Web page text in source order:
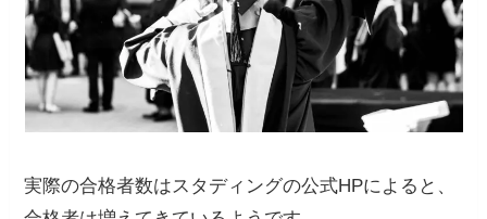
実際の合格者数は スタディングの公式HPによると、